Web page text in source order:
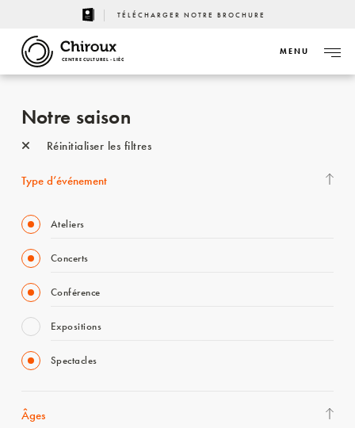
TÉLÉCHARGER NOTRE BROCHURE
CENTRE CULTUREL - LIÈGE
MENU
Notre saison
Réinitialiser les filtres
Type d’événement
Ateliers
Concerts
Conférence
Expositions
Spectacles
Âges